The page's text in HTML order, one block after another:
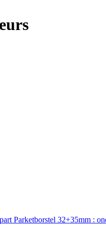
Parketborstel 32+35mm :